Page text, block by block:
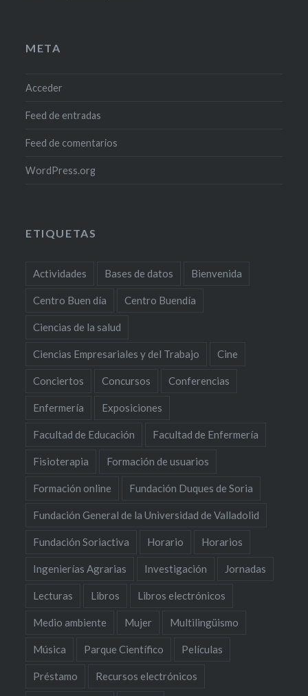
META
Acceder
Feed de entradas
Feed de comentarios
WordPress.org
ETIQUETAS
Actividades Bases de datos Bienvenida
Centro Buen día Centro Buendía
Ciencias de la salud
Ciencias Empresariales y del Trabajo Cine
Conciertos Concursos Conferencias
Enfermería Exposiciones
Facultad de Educación Facultad de Enfermería
Fisioterapia Formación de usuarios
Formación online Fundación Duques de Soria
Fundación General de la Universidad de Valladolid
Fundación Soriactiva Horario Horarios
Ingenierías Agrarias Investigación Jornadas
Lecturas Libros Libros electrónicos
Medio ambiente Mujer Multilingüismo
Música Parque Científico Películas
Préstamo Recursos electrónicos